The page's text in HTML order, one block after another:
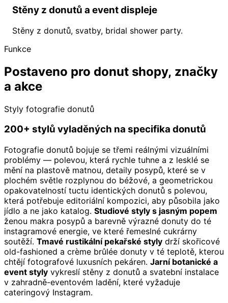
Stěny z donutů a event displeje
Stěny z donutů, svatby, bridal shower party.
Funkce
Postaveno pro donut shopy, značky
a akce
Styly fotografie donutů
200+ stylů vyladěných na specifika donutů
Fotografie donutů bojuje se třemi reálnými vizuálními
problémy — polevou, která rychle tuhne a z lesklé se
mění na plastově matnou, detaily posypů, které se v
plochém světle rozplynou do béžové, a geometrickou
opakovatelností tuctu identických donutů s polevou,
která potřebuje editoriální kompozici, aby působila jako
jídlo a ne jako katalog. Studiové styly s jasným popem
ženou makra posypů a barevně výrazné donuty do té
instagramové energie, ve které řemeslné cukrárny
soutěží. Tmavé rustikální pekařské styly drží skořicové
old-fashioned a crème brûlée donuty v té teplotě, kterou
chtějí fotografové luxusních pekáren. Jarní botanické a
event styly vykreslí stěny z donutů a svatební instalace
v zahradně-eventovém ladění, které vyžaduje
cateringový Instagram.